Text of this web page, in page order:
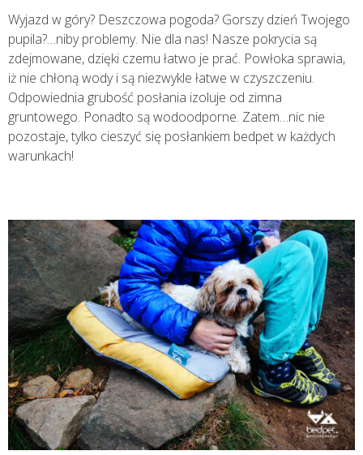
Wyjazd w góry? Deszczowa pogoda? Gorszy dzień Twojego
pupila?…niby problemy. Nie dla nas! Nasze pokrycia są
zdejmowane, dzięki czemu łatwo je prać. Powłoka sprawia,
iż nie chłoną wody i są niezwykle łatwe w czyszczeniu.
Odpowiednia grubość posłania izoluje od zimna
gruntowego. Ponadto są wodoodporne. Zatem…nic nie
pozostaje, tylko cieszyć się posłankiem bedpetw każdych
warunkach!